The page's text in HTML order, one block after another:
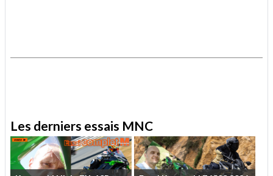
Les derniers essais MNC